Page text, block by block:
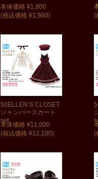
本体価格 ¥1,800
(税込価格 ¥1,980)
(
50ELLEN’S CLOSET
ジャンパースカート
set
本体価格 ¥11,000
(税込価格 ¥12,100)
(